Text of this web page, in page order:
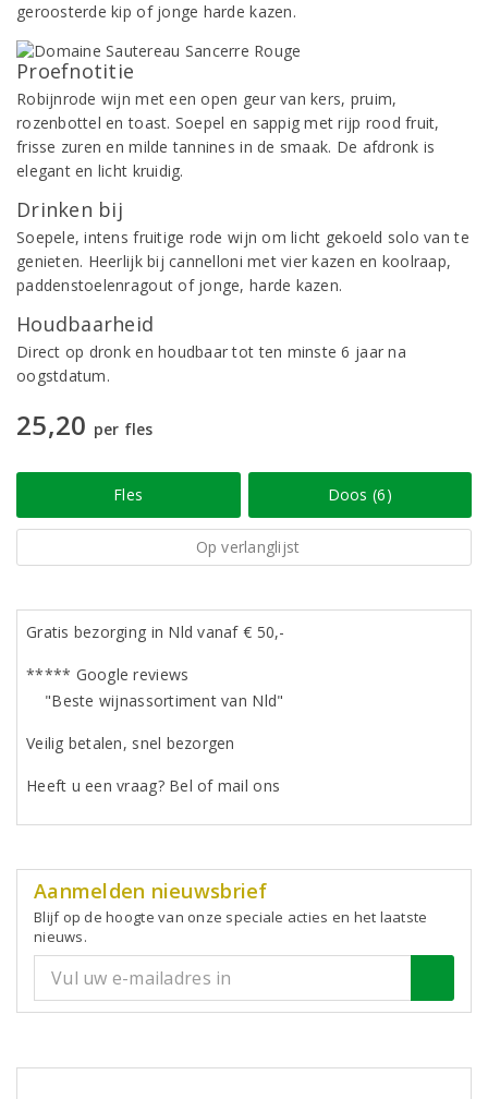
geroosterde kip of jonge harde kazen.
Proefnotitie
Robijnrode wijn met een open geur van kers, pruim,
rozenbottel en toast. Soepel en sappig met rijp rood fruit,
frisse zuren en milde tannines in de smaak. De afdronk is
elegant en licht kruidig.
Drinken bij
Soepele, intens fruitige rode wijn om licht gekoeld solo van te
genieten. Heerlijk bij cannelloni met vier kazen en koolraap,
paddenstoelenragout of jonge, harde kazen.
Houdbaarheid
Direct op dronk en houdbaar tot ten minste 6 jaar na
oogstdatum.
25,20 per fles
Fles Doos (6)
Op verlanglijst
Gratis bezorging in Nld vanaf € 50,-
***** Google reviews
"Beste wijnassortiment van Nld"
Veilig betalen, snel bezorgen
Heeft u een vraag? Bel of mail ons
Aanmelden nieuwsbrief
Blijf op de hoogte van onze speciale acties en het laatste
nieuws.